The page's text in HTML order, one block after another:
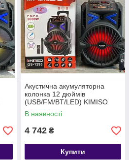
Акустична акумуляторна
колонка 12 дюймів
(USB/FM/BT/LED) KIMISO
QS-1293 BT
В наявності
4 742 ₴
Купити